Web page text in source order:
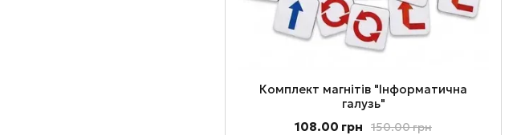
Комплект магнітів "Інформатична
галузь"
150.00 грн
108.00 грн